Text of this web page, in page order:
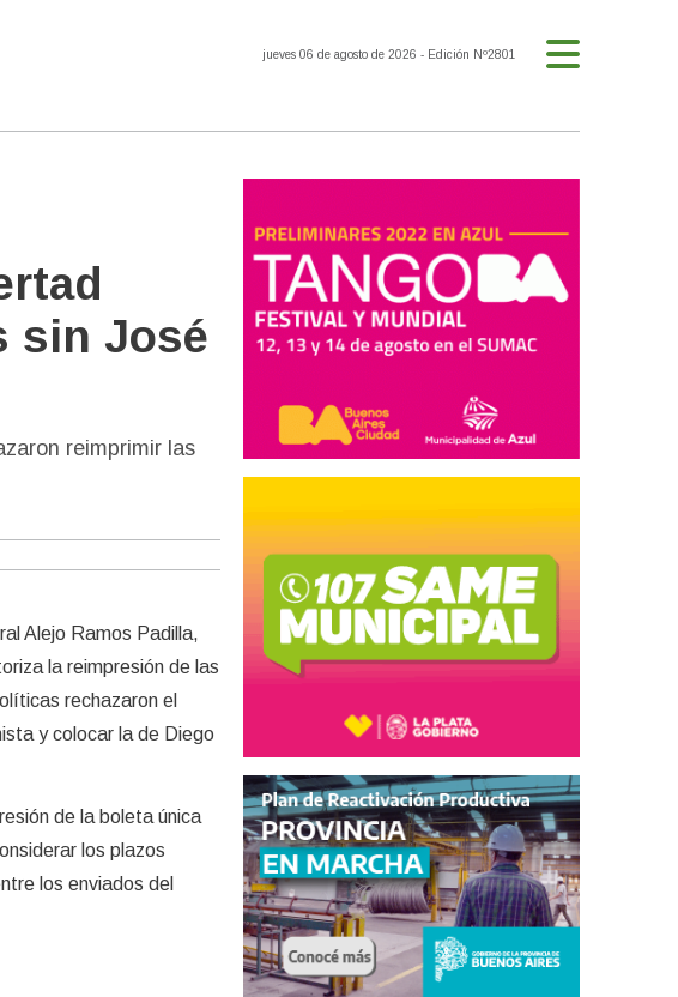
jueves 06 de agosto de 2026 - Edición Nº2801
sin José
reimprimir las
Alejo Ramos Padilla,
la reimpresión de las
rechazaron el
y colocar la de Diego
de la boleta única
los plazos
los enviados del